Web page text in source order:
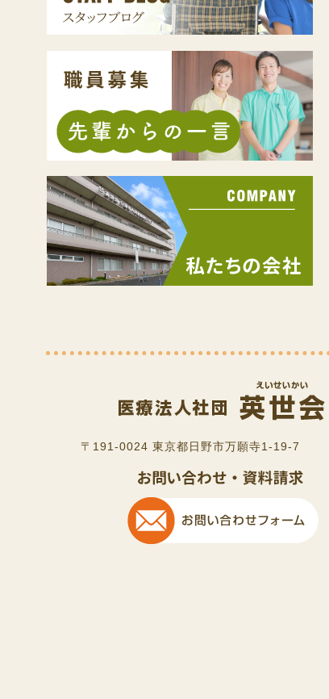
〒191-0024 東京都日野市万願寺1-19-7